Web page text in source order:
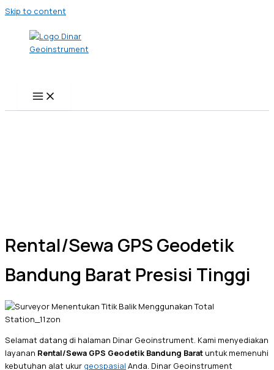
Skip to content
Rental/Sewa GPS Geodetik
Bandung Barat Presisi Tinggi
Selamat datang di halaman Dinar Geoinstrument. Kami menyediakan
layanan Rental/Sewa GPS Geodetik Bandung Barat untuk memenuhi
kebutuhan alat ukur geospasial Anda. Dinar Geoinstrument